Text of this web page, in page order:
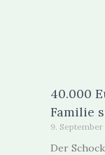
40.000
Familie
9. September
Der